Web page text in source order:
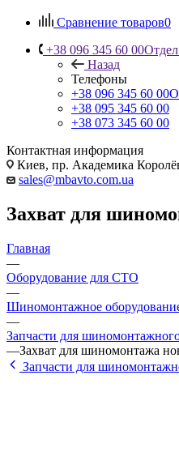
Сравнение товаров0
+38 096 345 60 00
Назад
Телефоны
+38 096 345 60 00
+38 095 345 60 00
+38 073 345 60 00
Контактная информация
Киев, пр. Академика
sales@mbavto.com.ua
Захват для
Главная
—
Оборудование для СТО
—
Шиномонтажное
—
Запчасти для
—Захват для шиномонтажа
Запчасти для